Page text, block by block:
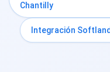
Chantilly
Integración